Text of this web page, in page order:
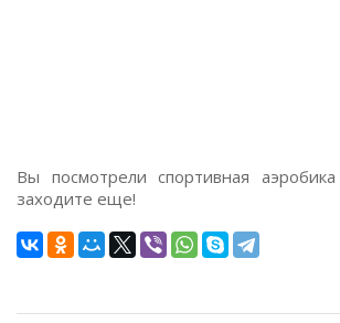
Вы посмотрели спортивная
заходите еще!